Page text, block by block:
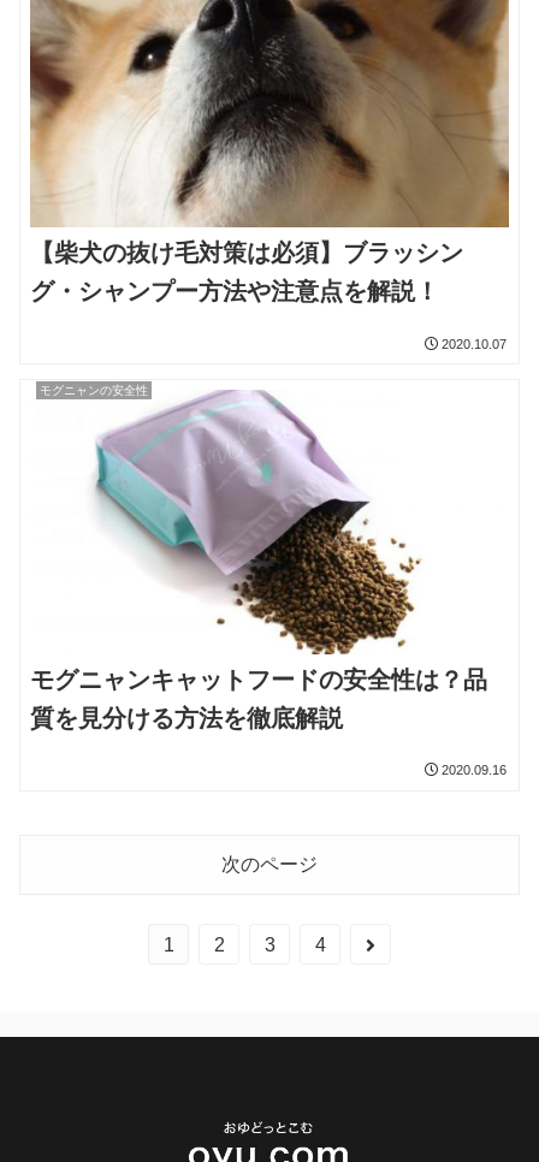
【柴犬の抜け毛対策は必須】ブラッシン
グ・シャンプー方法や注意点を解説！
2020.10.07
モグニャンの安全性
モグニャンキャットフードの安全性は？品
質を見分ける方法を徹底解説
2020.09.16
次のページ
1 2 3 4